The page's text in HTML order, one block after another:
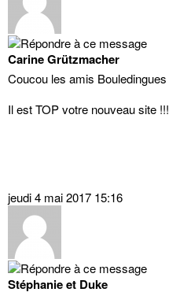
Carine Grützmacher
Coucou les amis Bouledingues
Il est TOP votre nouveau site
jeudi 4 mai 2017 15:16
Stéphanie et Duke